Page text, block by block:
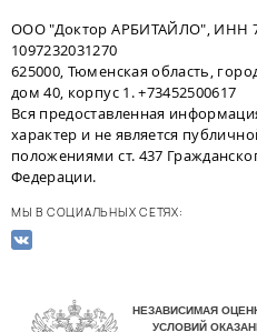
ООО "Доктор АРБИТАЙЛО", ИНН
1097232031270
625000, Тюменская область,
дом 40, корпус 1. +73452500617
Вся предоставленная
характер и не является
положениями ст. 437
Федерации.
МЫ В СОЦИАЛЬНЫХ СЕТЯХ: